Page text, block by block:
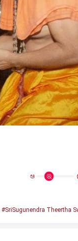
ಅ
#SriSugunendra Theertha